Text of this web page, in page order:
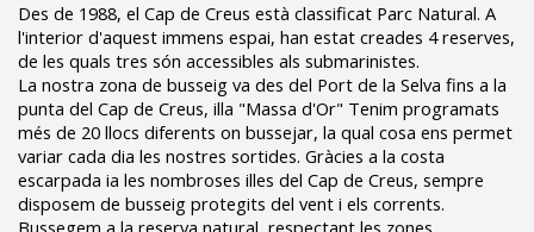
Des de 1988, el Cap de Creus està classificat Parc Natural. A
l'interior d'aquest immens espai, han estat creades 4 reserves,
de les quals tres són accessibles als submarinistes.
La nostra zona de busseig va des del Port de la Selva fins a la
punta del Cap de Creus, illa "Massa d'Or" Tenim programats
més de 20 llocs diferents on bussejar, la qual cosa ens permet
variar cada dia les nostres sortides. Gràcies a la costa
escarpada ia les nombroses illes del Cap de Creus, sempre
disposem de busseig protegits del vent i els corrents.
Bussegem a la reserva natural, respectant les zones